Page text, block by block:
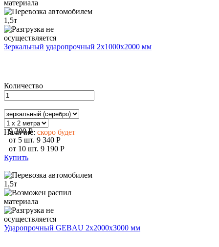
Зеркальный ударопрочный 2х1000х2000 мм
Количество
Наличие: скоро будет
9 300 P
от 5 шт. 9 340 P
от 10 шт. 9 190 P
Купить
Ударопрочный GEBAU 2х2000х3000 мм